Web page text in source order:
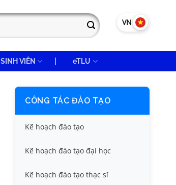
VN EN
SINH VIÊN eTLU
CÔNG TÁC ĐÀO TẠO
Kế hoạch đào tạo
Kế hoạch đào tạo đại học
Kế hoạch đào tạo thạc sĩ